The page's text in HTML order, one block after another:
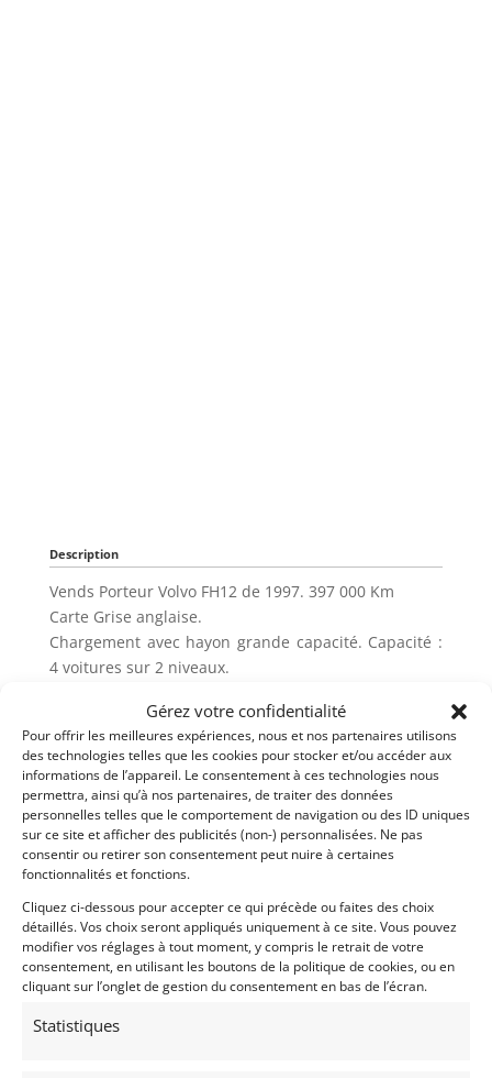
Gérez votre confidentialité
Pour offrir les meilleures expériences, nous et nos partenaires utilisons
des technologies telles que les cookies pour stocker et/ou accéder aux
informations de l’appareil. Le consentement à ces technologies nous
permettra, ainsi qu’à nos partenaires, de traiter des données
personnelles telles que le comportement de navigation ou des ID uniques
sur ce site et afficher des publicités (non-) personnalisées. Ne pas
consentir ou retirer son consentement peut nuire à certaines
fonctionnalités et fonctions.
Cliquez ci-dessous pour accepter ce qui précède ou faites des choix
détaillés. Vos choix seront appliqués uniquement à ce site. Vous pouvez
modifier vos réglages à tout moment, y compris le retrait de votre
consentement, en utilisant les boutons de la politique de cookies, ou en
cliquant sur l’onglet de gestion du consentement en bas de l’écran.
Statistiques
Description
Vends Porteur Volvo FH12 de 1997. 397 000 Km
Carte Grise anglaise.
Chargement avec hayon grande capacité. Capacité :
4 voitures sur 2 niveaux.
Partager cette annonce
Voir les 21 annonces de WG British Racing
Publié: 11 février 2022 (il y a 4 ans)
Remorques/Transport